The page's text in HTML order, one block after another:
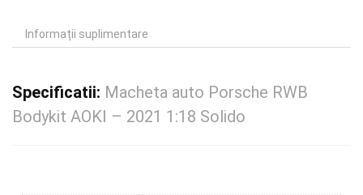
Informații suplimentare
Specificatii: Macheta auto Porsche RWB
Bodykit AOKI – 2021 1:18 Solido